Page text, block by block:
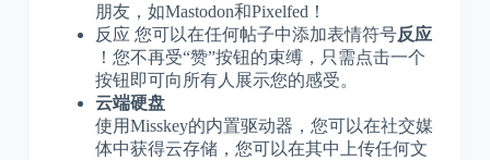
朋友，如Mastodon和Pixelfed！
反应 您可以在任何帖子中添加表情符号反应
！您不再受“赞”按钮的束缚，只需点击一个
按钮即可向所有人展示您的感受。
云端硬盘
使用Misskey的内置驱动器，您可以在社交媒
体中获得云存储，您可以在其中上传任何文